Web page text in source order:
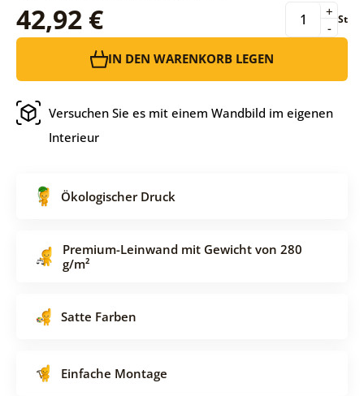
42,92 € -
+ St
IN DEN WARENKORB LEGEN
Versuchen Sie es mit einem Wandbild im eigenen
Interieur
Ökologischer Druck
Premium-Leinwand mit Gewicht von 280
g/m²
Satte Farben
Einfache Montage